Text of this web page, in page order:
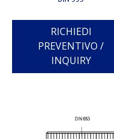
RICHIEDI
PREVENTIVO /
INQUIRY